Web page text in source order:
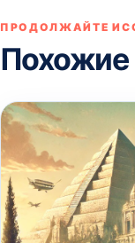
ПРОДОЛЖАЙТЕ